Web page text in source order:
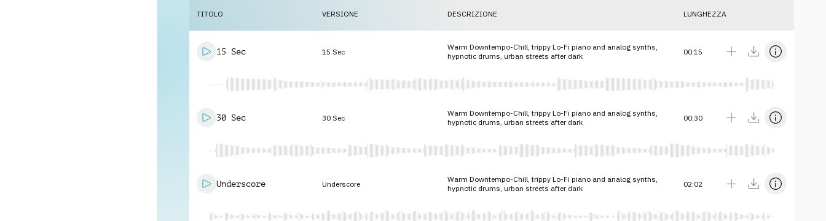
TITOLO VERSIONE DESCRIZIONE LUNGHEZZA
15 Sec 15 Sec
Warm Downtempo-Chill, trippy Lo-Fi piano and analog synths,
hypnotic drums, urban streets after dark
00:15
30 Sec 30 Sec
Warm Downtempo-Chill, trippy Lo-Fi piano and analog synths,
hypnotic drums, urban streets after dark
00:30
Underscore Underscore
Warm Downtempo-Chill, trippy Lo-Fi piano and analog synths,
hypnotic drums, urban streets after dark
02:02